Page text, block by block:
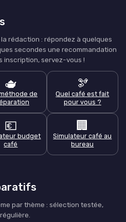
rédaction : répondez à quelques
secondes une recommandation
inscription, servez-vous !
🫖
de
🫘
Quel café est fait
pour vous ?
💶
budget
café
🏢
Simulateur café au
bureau
par thème : sélection testée,